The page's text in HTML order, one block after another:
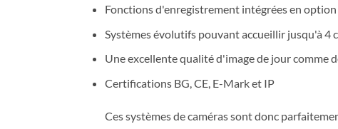
Fonctions d'enregistrement intégrées en option
Systèmes évolutifs pouvant accueillir jusqu'à 4
Une excellente qualité d'image de jour comme
Certifications BG, CE, E-Mark et IP
Ces systèmes de caméras sont donc